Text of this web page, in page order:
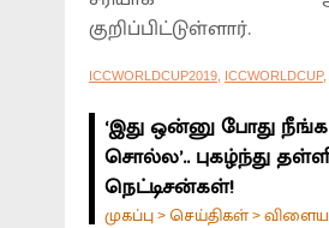
குறிப்பிட்டுள்ளார்.
ICCWORLDCUP2019 ICCWORLDCUP,
‘இது ஒன்னு போது
சொல்ல’.. புகழ்ந்து
நெட்டிசன்கள்!
முகப்பு > செய்திகள் >